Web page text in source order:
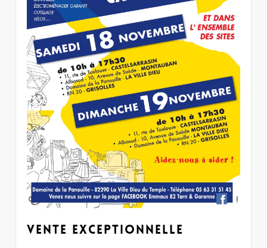
Vente Exceptionnelle